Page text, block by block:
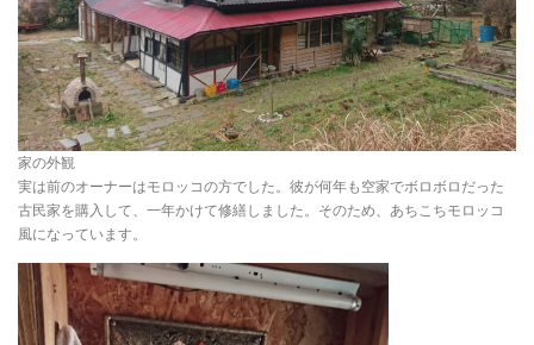
家の外観
実は前のオーナーはモロッコの方でした。彼が何年も空家でボロボロだった
古民家を購入して、一年かけて修繕しました。そのため、あちこちモロッコ
風になっています。